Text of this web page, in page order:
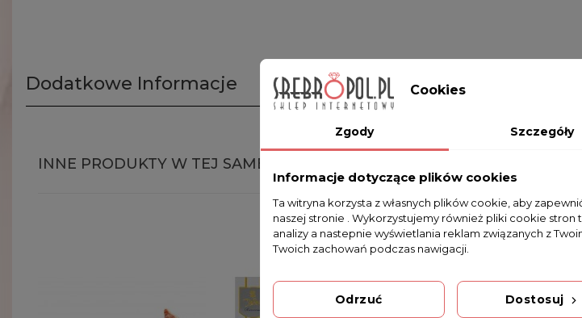
Dodatkowe Informacje
INNE PRODUKTY W TEJ SAMEJ KATEGORII
Cookies
Zgody Szczegóły
Informacje dotyczące plików cookies
Ta witryna korzysta z własnych plików cookie, aby
naszej stronie . Wykorzystujemy również pliki cookie stron
analizy a nastepnie wyświetlania reklam związanych z
Twoich zachowań podczas nawigacji.
Odrzuć Dostosuj